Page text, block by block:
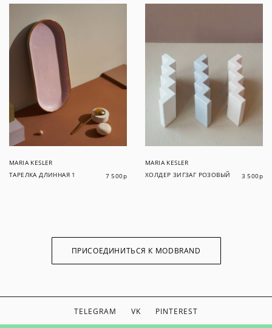
MARIA KESLER
ТАРЕЛКА ДЛИННАЯ 1
7 500р
MARIA KESLER
ХОЛДЕР ЗИГЗАГ РОЗОВЫЙ
3 500р
ПРИСОЕДИНИТЬСЯ К MODBRAND
TELEGRAM VK PINTEREST